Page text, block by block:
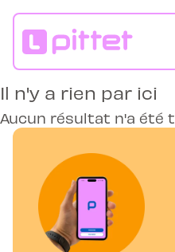
Il n'y a rien par ici
Aucun résultat n'a été